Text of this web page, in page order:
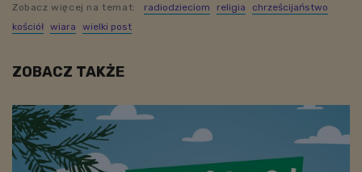
Zobacz więcej na temat: radiodzieciom religia
chrześcijaństwo
kościół wiara wielki post
ZOBACZ TAKŻE